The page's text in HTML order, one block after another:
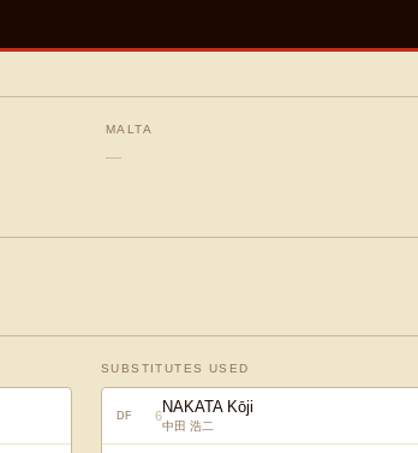
MALTA
—
SUBSTITUTES USED
DF 6NAKATA Kōji
中田 浩二